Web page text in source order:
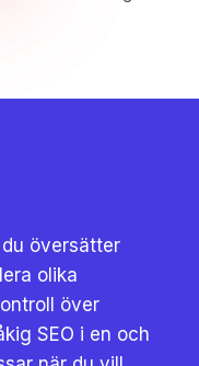
översätter
olika
över
SEO i en och